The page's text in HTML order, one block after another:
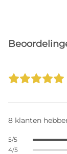
8 klanten
5/5
4/5